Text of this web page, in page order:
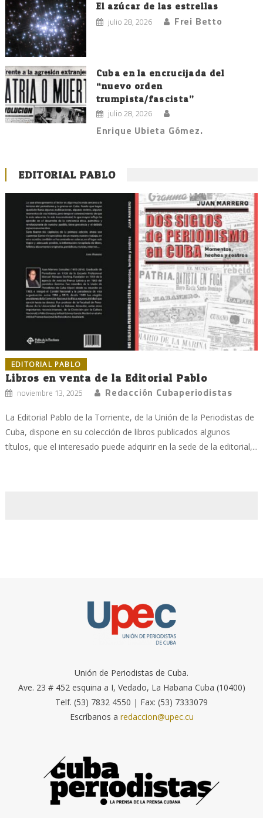
El azúcar de las estrellas
julio 28, 2026 Frei Betto
Cuba en la encrucijada del
“nuevo orden
trumpista/fascista”
julio 28, 2026
Enrique Ubieta Gómez.
EDITORIAL PABLO
EDITORIAL PABLO
Libros en venta de la Editorial Pablo
noviembre 13, 2025 Redacción Cubaperiodistas
La Editorial Pablo de la Torriente, de la Unión de la Periodistas de
Cuba, dispone en su colección de libros publicados algunos
títulos, que el interesado puede adquirir en la sede de la editorial,...
Unión de Periodistas de Cuba.
Ave. 23 # 452 esquina a I, Vedado, La Habana Cuba (10400)
Telf. (53) 7832 4550 | Fax: (53) 7333079
Escríbanos a redaccion@upec.cu